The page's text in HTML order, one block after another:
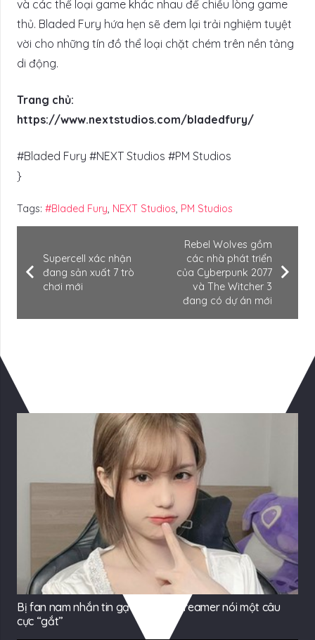
và các thể loại game khác nhau để chiều lòng game
thủ. Bladed Fury hứa hẹn sẽ đem lại trải nghiệm tuyệt
vời cho những tín đồ thể loại chặt chém trên nền tảng
di động.
Trang chủ:
https://www.nextstudios.com/bladedfury/
#Bladed Fury #NEXT Studios #PM Studios
}
Tags: #Bladed Fury, NEXT Studios, PM Studios
Supercell xác nhận
đang sản xuất 7 trò
chơi mới
Rebel Wolves gồm
các nhà phát triển
của Cyberpunk 2077
và The Witcher 3
đang có dự án mới
Bị fan nam nhắn tin gạ gẫm, nữ streamer nói một câu
cực “gắt”